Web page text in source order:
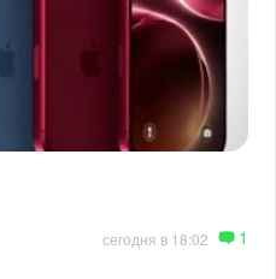
сегодня в 18:02 1